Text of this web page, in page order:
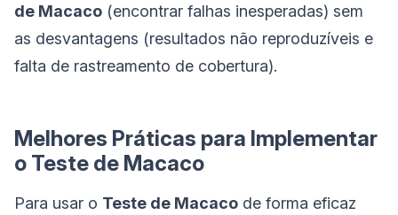
de Macaco (encontrar falhas inesperadas) sem
as desvantagens (resultados não reproduzíveis e
falta de rastreamento de cobertura).
Melhores Práticas para Implementar
o Teste de Macaco
Para usar o Teste de Macaco de forma eficaz